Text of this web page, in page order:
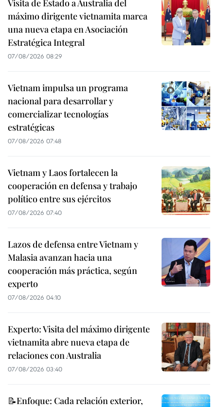
Visita de Estado a Australia del
máximo dirigente vietnamita marca
una nueva etapa en Asociación
Estratégica Integral
07/08/2026 08:29
Vietnam impulsa un programa
nacional para desarrollar y
comercializar tecnologías
estratégicas
07/08/2026 07:48
Vietnam y Laos fortalecen la
cooperación en defensa y trabajo
político entre sus ejércitos
07/08/2026 07:40
Lazos de defensa entre Vietnam y
Malasia avanzan hacia una
cooperación más práctica, según
experto
07/08/2026 04:10
Experto: Visita del máximo dirigente
vietnamita abre nueva etapa de
relaciones con Australia
07/08/2026 03:40
📝Enfoque: Cada relación exterior,